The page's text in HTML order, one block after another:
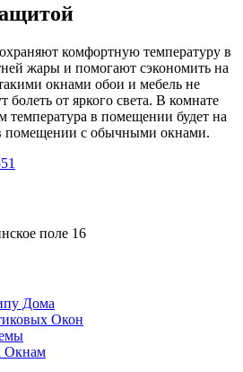
комфортную температуру в
жары и помогают сэкономить на
окнами обои и мебель не
болеть от яркого света. В комнате
температура в помещении будет на
помещении с обычными окнами.
поле 16
Дома
Окон
Окнам